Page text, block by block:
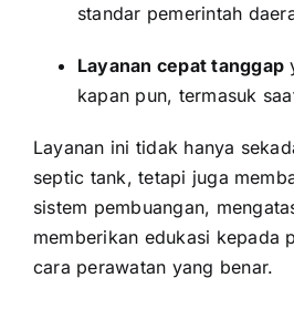
standar pemerintah
Layanan cepat tanggap
kapan pun, termasuk
Layanan ini tidak hanya
septic tank, tetapi juga
sistem pembuangan,
memberikan edukasi kepada
cara perawatan yang benar.